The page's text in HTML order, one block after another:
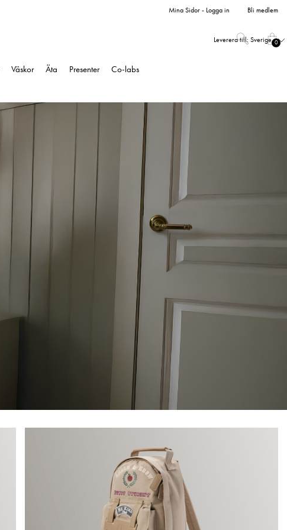
Mina Sidor - Logga in Bli medlem
Leverera till: Sverige 0
Väskor Äta Presenter Co-labs